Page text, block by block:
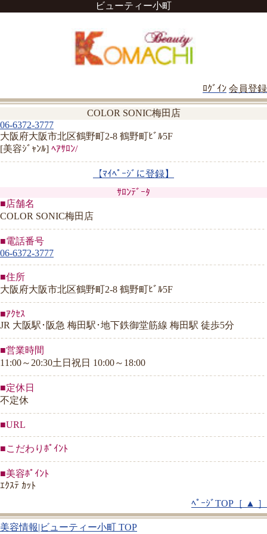
ビューティー小町
ﾛｸﾞｲﾝ 会員登録
COLOR SONIC梅田店
06-6372-3777
大阪府大阪市北区鶴野町2-8 鶴野町ﾋﾞﾙ5F
[美容ｼﾞｬﾝﾙ] ﾍｱｻﾛﾝ/
【ﾏｲﾍﾟｰｼﾞに登録】
ｻﾛﾝﾃﾞｰﾀ
■店舗名
COLOR SONIC梅田店
■電話番号
06-6372-3777
■住所
大阪府大阪市北区鶴野町2-8 鶴野町ﾋﾞﾙ5F
■ｱｸｾｽ
JR 大阪駅･阪急 梅田駅･地下鉄御堂筋線 梅田駅 徒歩5分
■営業時間
11:00～20:30土日祝日 10:00～18:00
■定休日
不定休
■URL
■こだわりﾎﾟｲﾝﾄ
■美容ﾎﾟｲﾝﾄ
ｴｸｽﾃ ｶｯﾄ
ﾍﾟｰｼﾞTOP［ ▲ ］
美容情報|ビューティー小町 TOP